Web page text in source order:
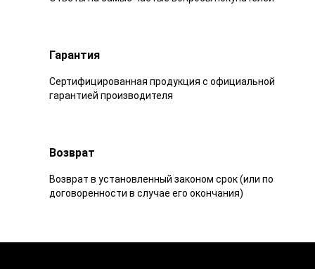
Гарантия
Сертифицированная продукция с официальной
гарантией производителя
Возврат
Возврат в установленный законом срок (или по
договоренности в случае его окончания)